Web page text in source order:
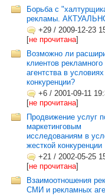
Борьба с
рекламы.
+29 / 2009-12-23
[не прочитана]
Возможно ли
клиентов рекламного
агентства в
конкуренции?
+6 / 2001-09-11
[не прочитана]
Продвижение услуг
маркетинговым
исследованиям в
жесткой конкуренции
+21 / 2002-05-25
[не прочитана]
Взаимоотношения
СМИ и рекламных